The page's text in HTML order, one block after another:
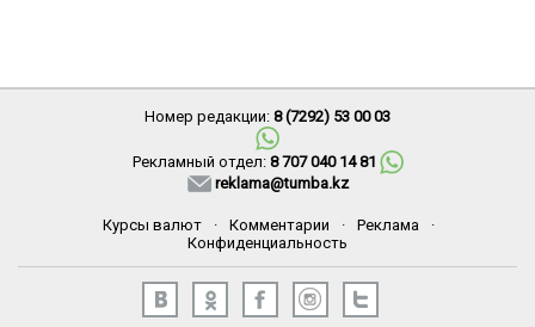
Номер редакции: 8 (7292) 53 00 03
Рекламный отдел: 8 707 040 14 81
reklama@tumba.kz
Курсы валют · Комментарии · Реклама
·
Конфиденциальность